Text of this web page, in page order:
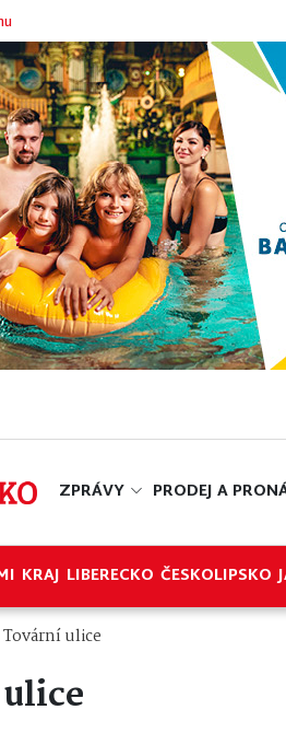
ZPRÁVY PRODEJ A
KRAJ LIBERECKO ČESKOLIPSKO
Tovární ulice